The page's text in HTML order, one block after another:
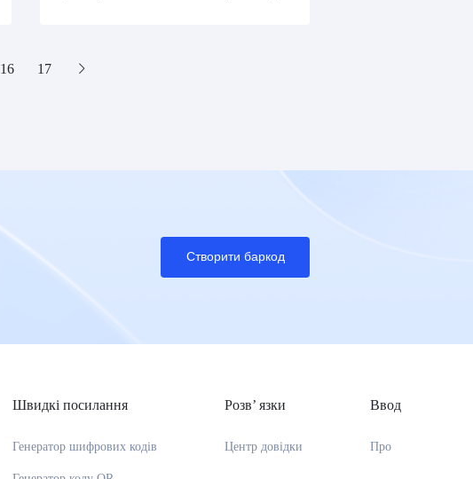
16 17
Створити баркод
Швидкі посилання
Генератор шифрових кодів
Розв’ язки
Центр довідки
Ввод
Про